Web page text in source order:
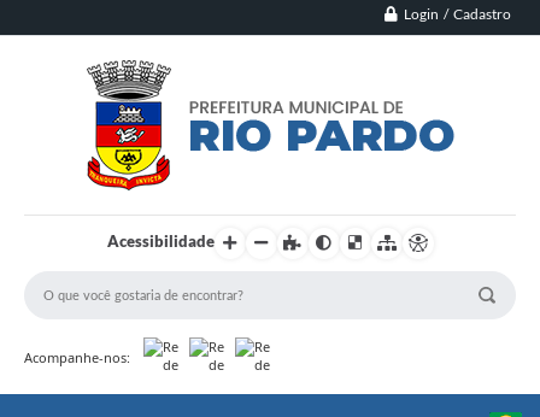
Login / Cadastro
Acessibilidade
Acompanhe-nos: